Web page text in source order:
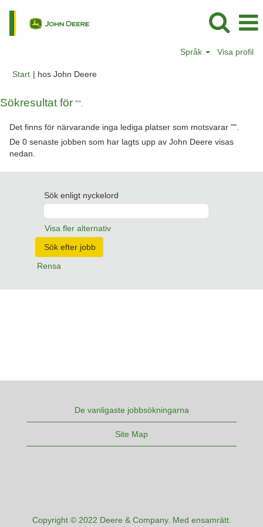
Språk Visa profil
Start | hos John Deere(aktuell
Sökresultat för "".
Det finns för närvarande inga lediga platser som motsvarar "".
De 0 senaste jobben som har lagts upp av John Deere visas
nedan.
Sök enligt nyckelord
Visa fler alternativ
Rensa
De vanligaste jobbsökningarna
Site Map
Copyright © 2022 Deere & Company. Med ensamrätt.